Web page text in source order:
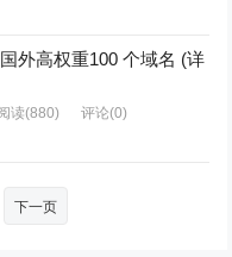
外高权重100 个域名 (详
读(880) 评论(0)
下一页